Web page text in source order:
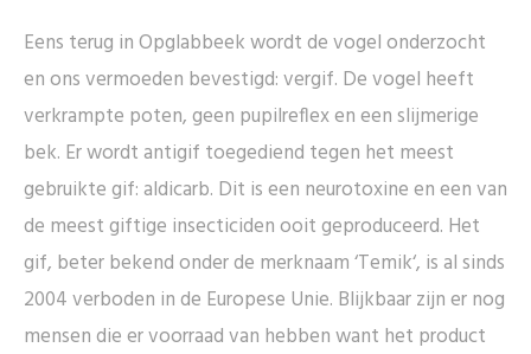
Eens terug in Opglabbeek wordt de vogel onderzocht
en ons vermoeden bevestigd: vergif. De vogel heeft
verkrampte poten, geen pupilreflex en een slijmerige
bek. Er wordt antigif toegediend tegen het meest
gebruikte gif: aldicarb. Dit is een neurotoxine en een van
de meest giftige insecticiden ooit geproduceerd. Het
gif, beter bekend onder de merknaam ‘Temik‘, is al sinds
2004 verboden in de Europese Unie. Blijkbaar zijn er nog
mensen die er voorraad van hebben want het product